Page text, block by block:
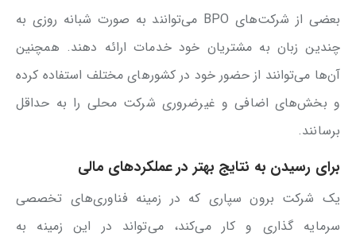
بعضی از شرکت‌های BPO می‌توانند به صورت شبانه روزی به
چندین زبان به مشتریان خود خدمات ارائه دهند. همچنین
آن‌ها می‌توانند از حضور خود در کشورهای مختلف استفاده کرده
و بخش‌های اضافی و غیرضروری شرکت محلی را به حداقل
برسانند.
برای رسیدن به نتایج بهتر در عملکردهای مالی
یک شرکت برون سپاری که در زمینه فناوری‌های تخصصی
سرمایه گذاری و کار می‌کند، می‌تواند در این زمینه به